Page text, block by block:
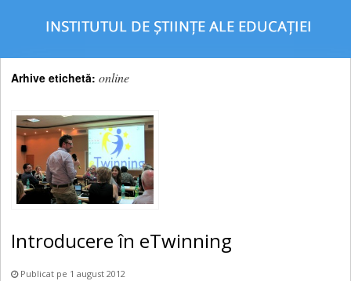
Arhive etichetă:online
Introducere în eTwinning
Publicat pe 1 august 2012